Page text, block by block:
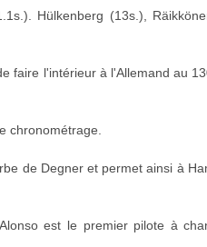
Hülkenberg (13s.),
faire l'intérieur à l'Allemand au
chronométrage.
de Degner et permet ainsi à
est le premier pilote à